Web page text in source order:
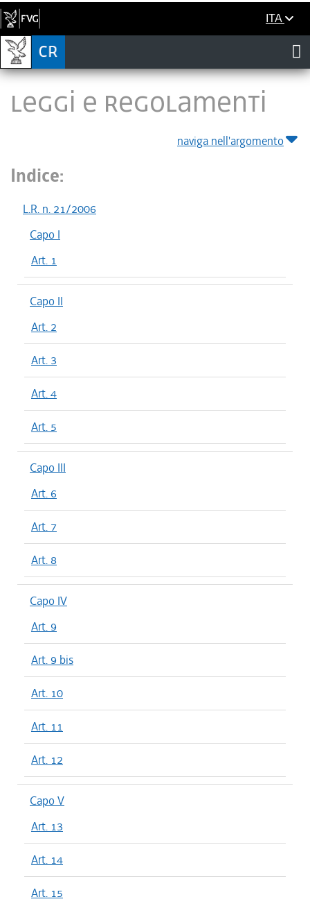
ITA
LEGGI E REGOLAMENTI
naviga nell'argomento
Indice:
L.R. n. 21/2006
Capo I
Art. 1
Capo II
Art. 2
Art. 3
Art. 4
Art. 5
Capo III
Art. 6
Art. 7
Art. 8
Capo IV
Art. 9
Art. 9 bis
Art. 10
Art. 11
Art. 12
Capo V
Art. 13
Art. 14
Art. 15